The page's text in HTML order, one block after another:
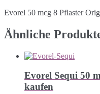
Evorel 50 mcg 8 Pflaster
Ähnliche
Evorel Sequi 50
kaufen